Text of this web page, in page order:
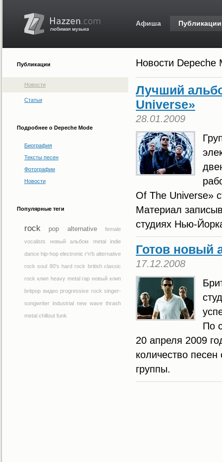
Афиша Публикации
Новости Depeche
Лучший
Universe»
28.01.2009
Of The Universe»
Материал
студиях Нью-
Готов новый
17.12.2008
По
20 апреля 2009
количество
группы.
Публикации
Новости
Статьи
Подробнее о Depeche Mode
Биография
Тексты песен
Фотографии
Новости
Популярные теги
rock pop alternative female
vocalists новый альбом metal indie
dance hip-hop electronic r'n'b alternative
rock soul 80's hard rock british classic
rock клип heavy metal rap новый клип
britpop видео progressive rock singer-
songwriter industrial new wave thrash
metal chillout funk